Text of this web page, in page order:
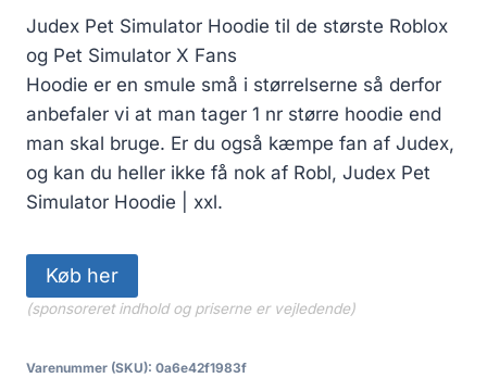
Judex Pet Simulator Hoodie til de største Roblox
og Pet Simulator X Fans
Hoodie er en smule små i størrelserne så derfor
anbefaler vi at man tager 1 nr større hoodie end
man skal bruge. Er du også kæmpe fan af Judex,
og kan du heller ikke få nok af Robl, Judex Pet
Simulator Hoodie | xxl.
Køb her
(sponsoreret indhold og priserne er vejledende)
Varenummer (SKU): 0a6e42f1983f